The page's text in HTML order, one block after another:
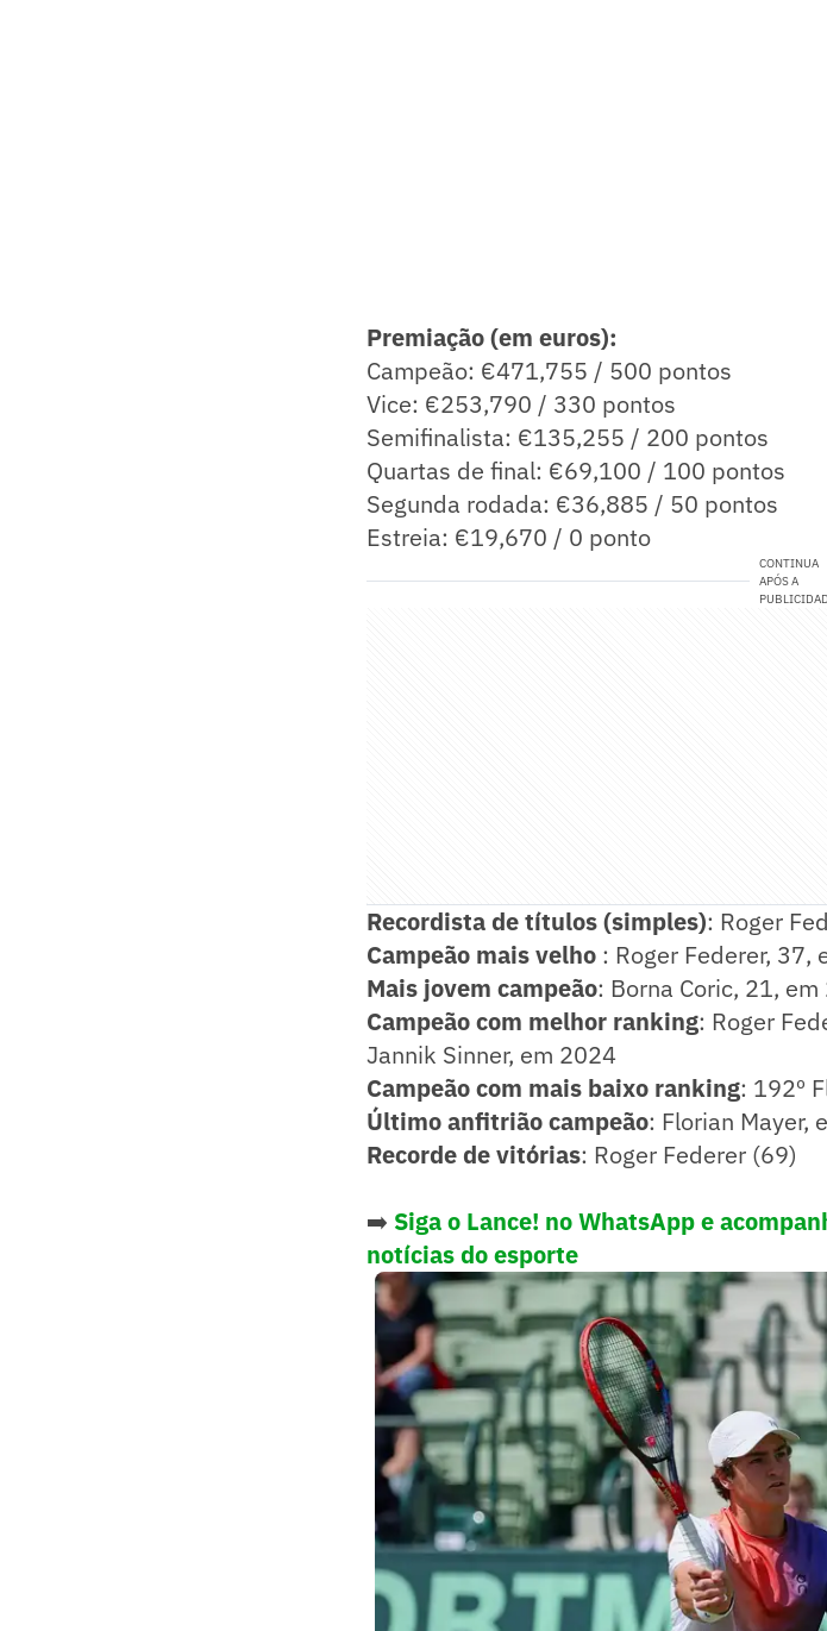
Premiação (em euros):
Campeão: €471,755 / 500 pontos
Vice: €253,790 / 330 pontos
Semifinalista: €135,255 / 200 pontos
Quartas de final: €69,100 / 100 pontos
Segunda rodada: €36,885 / 50 pontos
Estreia: €19,670 / 0 ponto
CONTINUA
APÓS A
Recordista de títulos (simples): Roger
Campeão mais velho : Roger Federer, 37,
Mais jovem campeão: Borna Coric, 21,
Campeão com melhor ranking: Roger
Jannik Sinner, em 2024
Campeão com mais baixo ranking: 192º
Último anfitrião campeão: Florian Mayer,
Recorde de vitórias: Roger Federer (69)
➡️ Siga o Lance! no WhatsApp e
notícias do esporte